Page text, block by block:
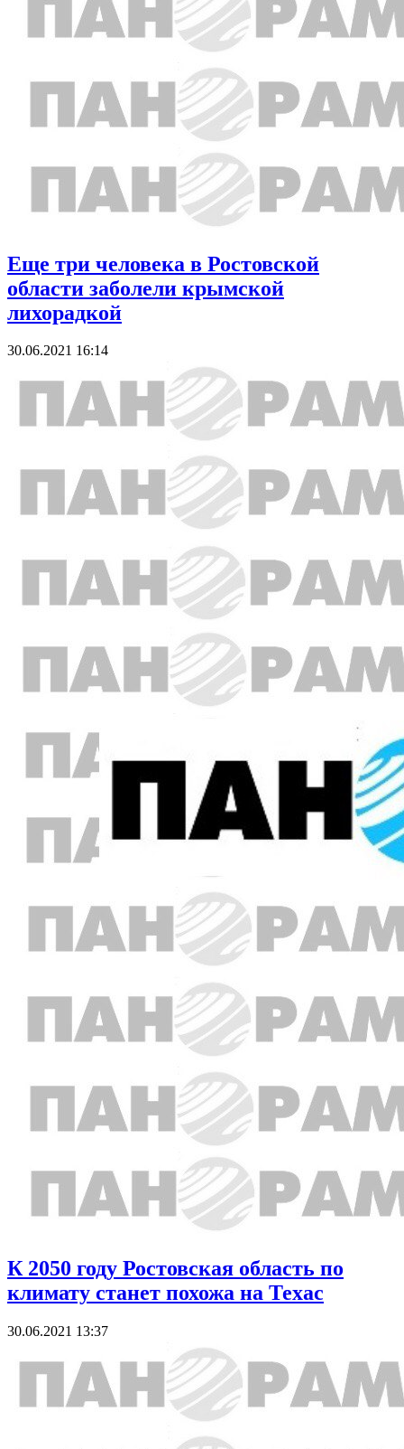
Еще три человека в Ростовской
области заболели крымской
лихорадкой
30.06.2021 16:14
К 2050 году Ростовская область по
климату станет похожа на Техас
30.06.2021 13:37